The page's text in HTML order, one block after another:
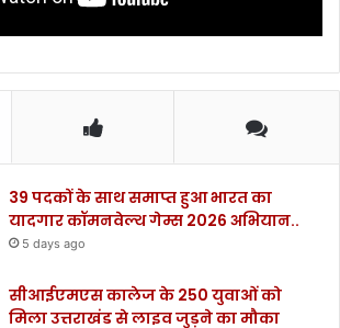
39 पदकों के साथ समाप्त हुआ भारत का
यादगार कॉमनवेल्थ गेम्स 2026 अभियान..
5 days ago
सीआईएमएस कालेज के 250 युवाओं को
मिला उत्तराखंड से लाइव जुड़ने का मौका